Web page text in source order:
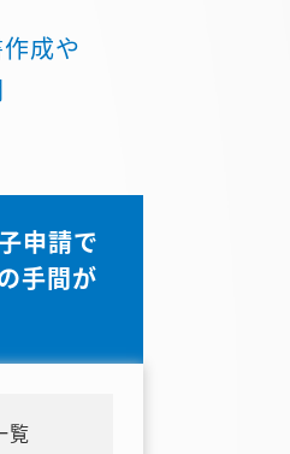
成や
申請で
手間が
覧